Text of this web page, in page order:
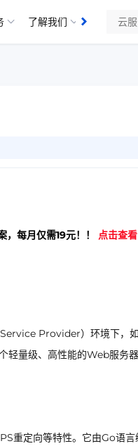
了解我们
知识库
每月仅需19元！！ 点击查看
Provider）环境下，
轻量级、高性能的Web服务
重定向等特性。它由Go语言